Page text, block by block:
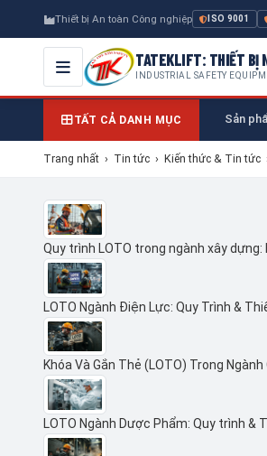
Thiết bị An toàn Công nghiệp ISO 9001
TATEKLIFT: THIẾT BỊ
INDUSTRIAL SAFETY
TẤT CẢ DANH MỤC Sản
Trang nhất › Tin tức › Kiến thức & Tin tức
Quy trình LOTO trong ngành xây
LOTO Ngành Điện Lực: Quy Trình &
Khóa Và Gắn Thẻ (LOTO) Trong
LOTO Ngành Dược Phẩm: Quy trình &